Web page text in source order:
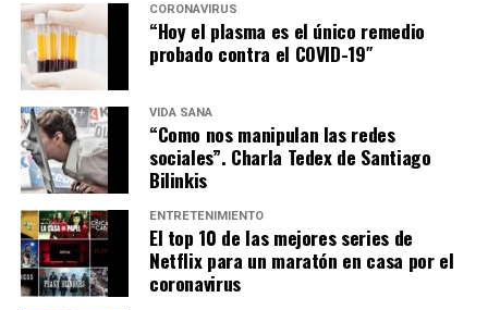
CORONAVIRUS
“Hoy el plasma es el único remedio
probado contra el COVID-19″
VIDA SANA
“Como nos manipulan las redes
sociales”. Charla Tedex de Santiago
Bilinkis
ENTRETENIMIENTO
El top 10 de las mejores series de
Netflix para un maratón en casa por el
coronavirus